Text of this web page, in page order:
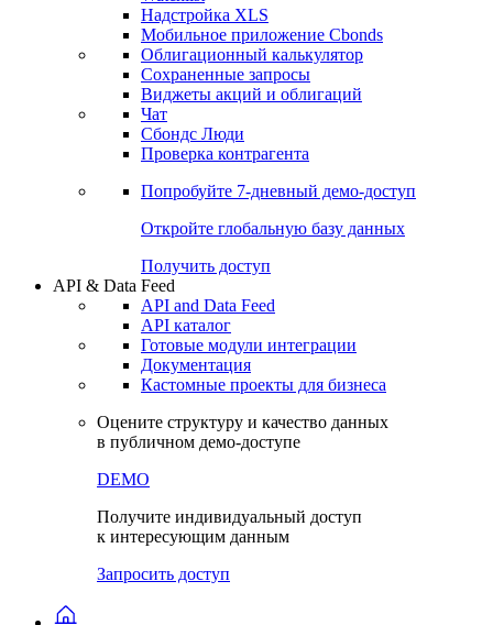
Получить доступ
Инструментарий
Портфель
Watchlist
Надстройка XLS
Мобильное приложение Cbonds
Облигационный калькулятор
Сохраненные запросы
Чат
Проверка контрагента
Попробуйте7-дневный
Откройте глобальную базу данных
Получить доступ
API & Data Feed
API and Data Feed
Готовые модули интеграции
Документация
в публичном демо-доступе